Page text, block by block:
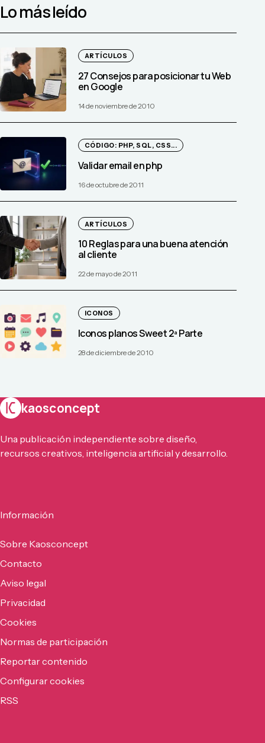
Lo más leído
ARTÍCULOS
27 Consejos para posicionar tu Web
en Google
14 de noviembre de 2010
CÓDIGO: PHP, SQL, CSS...
Validar email en php
16 de octubre de 2011
ARTÍCULOS
10 Reglas para una buena atención
al cliente
22 de mayo de 2011
ICONOS
Iconos planos Sweet 2ª Parte
28 de diciembre de 2010
kaosconcept
Una publicación independiente sobre diseño,
recursos creativos, inteligencia artificial y desarrollo.
Información
Sobre Kaosconcept
Contacto
Aviso legal
Privacidad
Cookies
Normas de participación
Reportar contenido
Configurar cookies
RSS